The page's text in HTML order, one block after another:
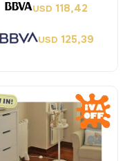
USD 118,42
USD 125,39